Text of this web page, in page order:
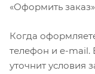
«Оформить
Когда
телефон и e-
уточнит условия